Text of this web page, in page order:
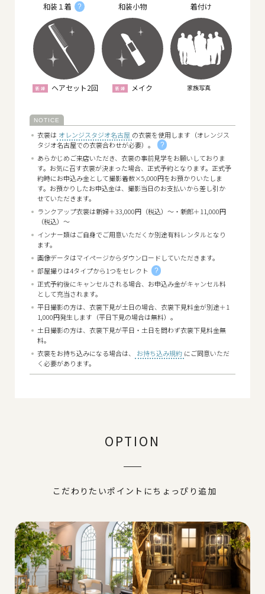
和装１着 ? 和装小物 着付け
ヘアセット2回 メイク 家族写真
衣裳は オレンジスタジオ名古屋 の衣裳を使用します（オレンジス
タジオ名古屋での衣裳合わせが必要）。
?
あらかじめご来店いただき、衣裳の事前見学をお願いしておりま
す。お気に召す衣裳が決まった場合、正式予約となります。正式予
約時にお申込み金として撮影着数×5,000円をお預かりいたしま
す。お預かりしたお申込金は、撮影当日のお支払いから差し引か
せていただきます。
ランクアップ衣裳は新婦＋33,000円（税込）～・新郎＋11,000円
（税込）～
インナー類はご自身でご用意いただくか別途有料レンタルとなり
ます。
画像データはマイページからダウンロードしていただきます。
部屋撮りは4タイプから1つをセレクト
?
正式予約後にキャンセルされる場合、お申込み金がキャンセル料
として充当されます。
平日撮影の方は、衣裳下見が土日の場合、衣裳下見料金が別途＋1
1,000円発生します（平日下見の場合は無料）。
土日撮影の方は、衣裳下見が平日・土日を問わず衣裳下見料金無
料。
衣裳をお持ち込みになる場合は、
お持ち込み規約 にご同意いただ
く必要があります。
OPTION
こだわりたいポイントにちょっぴり追加